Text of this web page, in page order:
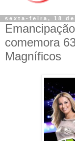
sexta-feira, 18 de
comemora
Magníficos